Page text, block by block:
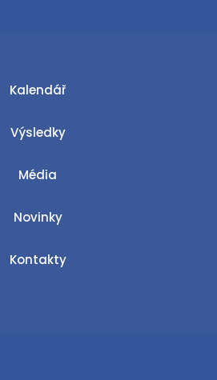
Kalendář
Výsledky
Média
Novinky
Kontakty